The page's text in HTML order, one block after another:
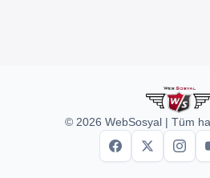
© 2026 WebSosyal | Tüm